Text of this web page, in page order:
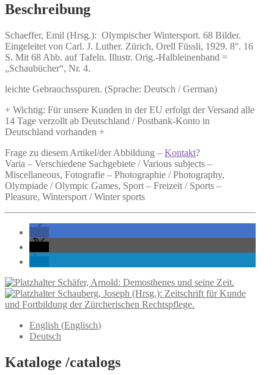
Beschreibung
Schaeffer, Emil (Hrsg.): Olympischer Wintersport. 68 Bilder.
Eingeleitet von Carl. J. Luther. Zürich, Orell Füssli, 1929. 8°. 16
S. Mit 68 Abb. auf Tafeln. Illustr. Orig.-Halbleinenband =
„Schaubücher“, Nr. 4.
leichte Gebrauchsspuren. (Sprache: Deutsch / German)
+ Wichtig: Für unsere Kunden in der EU erfolgt der Versand alle
14 Tage verzollt ab Deutschland / Postbank-Konto in
Deutschland vorhanden +
Frage zu diesem Artikel/der Abbildung – Kontakt?
Varia – Verschiedene Sachgebiete / Various subjects –
Miscellaneous, Fotografie – Photographie / Photography,
Olympiade / Olympic Games, Sport – Freizeit / Sports –
Pleasure, Wintersport / Winter sports
Schäfer, Arnold: Demosthenes und seine Zeit.
Schauberg, Joseph (Hrsg.): Zeitschrift für Kunde
und Fortbildung der Zürcherischen Rechtspflege.
English (Englisch)
Deutsch
Kataloge /catalogs